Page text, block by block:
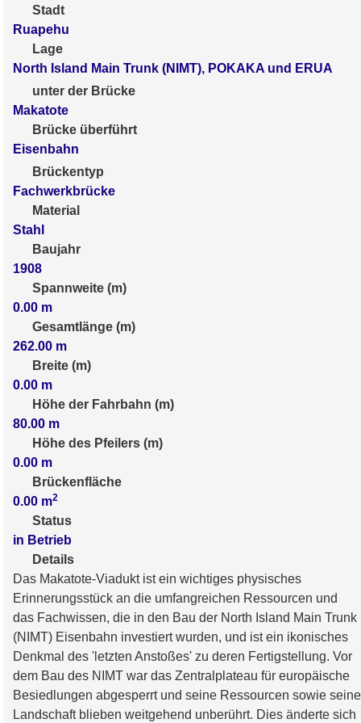
Stadt
Ruapehu
Lage
North Island Main Trunk (NIMT), POKAKA und ERUA
unter der Brücke
Makatote
Brücke überführt
Eisenbahn
Brückentyp
Fachwerkbrücke
Material
Stahl
Baujahr
1908
Spannweite (m)
0.00 m
Gesamtlänge (m)
262.00 m
Breite (m)
0.00 m
Höhe der Fahrbahn (m)
80.00 m
Höhe des Pfeilers (m)
0.00 m
Brückenfläche
0.00 m2
Status
in Betrieb
Details
Das Makatote-Viadukt ist ein wichtiges physisches
Erinnerungsstück an die umfangreichen Ressourcen und
das Fachwissen, die in den Bau der North Island Main Trunk
(NIMT) Eisenbahn investiert wurden, und ist ein ikonisches
Denkmal des 'letzten Anstoßes' zu deren Fertigstellung. Vor
dem Bau des NIMT war das Zentralplateau für europäische
Besiedlungen abgesperrt und seine Ressourcen sowie seine
Landschaft blieben weitgehend unberührt. Dies änderte sich